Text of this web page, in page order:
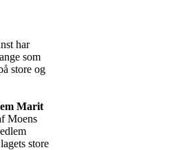
har
som
store og
Marit
Moens
store